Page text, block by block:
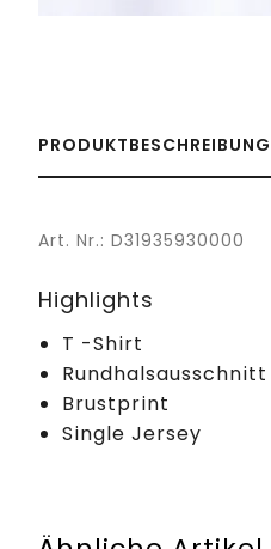
PRODUKTBESCHREIBUNG
Art. Nr.: D31935930000
Highlights
T -Shirt
Rundhalsausschnitt
Brustprint
Single Jersey